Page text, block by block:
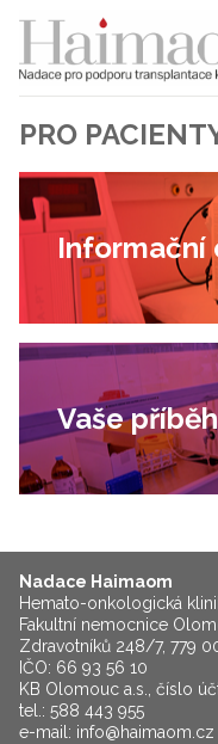
PRO
Informační
Vaše
Nadace Haimaom
Hemato-onkologická
Fakultní nemocnice
Zdravotníků 248/7, 779
IČO: 66 93 56 10
KB Olomouc a.s., číslo
tel.: 588 443 955
e-mail: info@haimaom.cz